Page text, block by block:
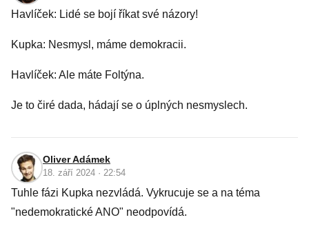
Havlíček: Lidé se bojí říkat své názory!
Kupka: Nesmysl, máme demokracii.
Havlíček: Ale máte Foltýna.
Je to čiré dada, hádají se o úplných nesmyslech.
Oliver Adámek
18. září 2024 · 22:54
Tuhle fázi Kupka nezvládá. Vykrucuje se a na téma
"nedemokratické ANO" neodpovídá.